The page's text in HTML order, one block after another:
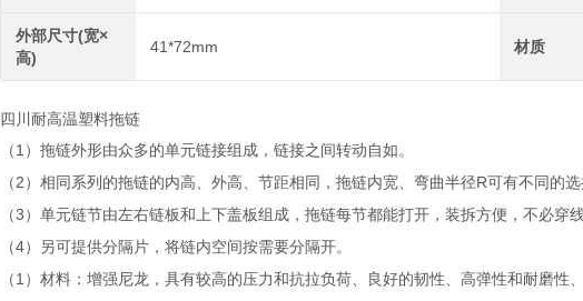
外部尺寸(宽×
高)
41*72mm 材质
四川耐高温塑料拖链
（ 1 ）拖链外形由众多的单元链接组成，链接之间转动自如。
（ 2 ）相同系列的拖链的内高、外高、节距相同，拖链内宽、弯曲半径R可有不同的
（3 ）单元链节由左右链板和上下盖板组成，拖链每节都能打开，装拆方便，不必
（4）另可提供分隔片，将链内空间按需要分隔开。
（ 1 ）材料：增强尼龙，具有较高的压力和抗拉负荷、良好的韧性、高弹性和耐磨